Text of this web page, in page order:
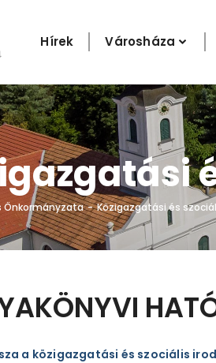
Hírek Városháza
Önkormányzata - Közigazgatási és
a közigazgatási és szociális